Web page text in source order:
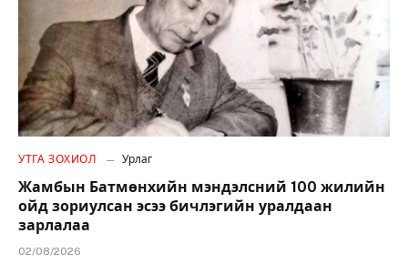
УТГА ЗОХИОЛ Урлаг
Жамбын Батмөнхийн мэндэлсний 100 жилийн
ойд зориулсан эсээ бичлэгийн уралдаан
зарлалаа
02/08/2026